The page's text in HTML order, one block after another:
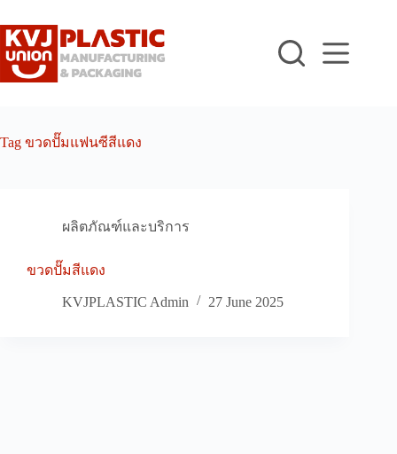
to
content
Tag ขวดปั๊มแฟนซีสีแดง
ผลิตภัณฑ์และบริการ
ขวดปั๊มสีแดง
KVJPLASTIC Admin 27 June 2025